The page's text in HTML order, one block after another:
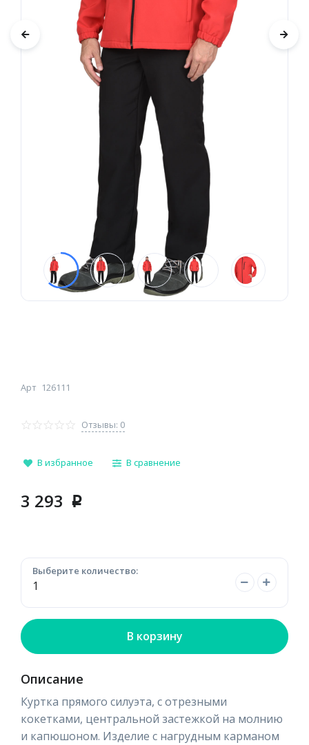
Арт 126111
Отзывы: 0
В избранное В сравнение
3 293 p
Выберите количество:
В корзину
Описание
Куртка прямого силуэта, с отрезными
кокетками, центральной застежкой на молнию
и капюшоном. Изделие с нагрудным карманом